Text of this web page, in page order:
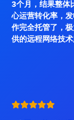
3个月，结果整体
心运营转化率，
作完全托管了，
供的远程网络技